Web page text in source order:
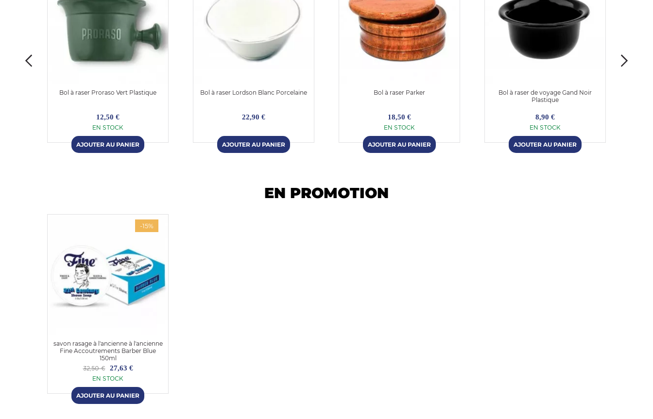
Bol à raser Proraso Vert Plastique
12,50 €
EN STOCK
Bol à raser Lordson Blanc Porcelaine
22,90 €
Bol à raser Parker
18,50 €
EN STOCK
Bol à raser de voyage Gand Noir
Plastique
8,90 €
EN STOCK
EN PROMOTION
-15%
savon rasage à l'ancienne à l'ancienne
Fine Accoutrements Barber Blue
150ml
32,50 €
27,63 €
EN STOCK